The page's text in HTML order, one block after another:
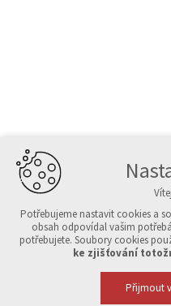
Potřebujeme nastavit cookies a
obsah odpovídal vašim
potřebujete. Soubory cookies
ke zjišťování
Přijmout